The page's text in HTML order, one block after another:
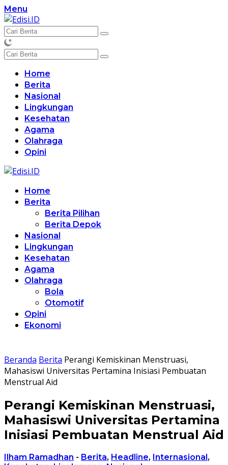
Langsung
ke
konten
Menu
Home
Berita
Nasional
Lingkungan
Kesehatan
Agama
Olahraga
Opini
Home
Berita
Berita Pilihan
Berita Depok
Nasional
Lingkungan
Kesehatan
Agama
Olahraga
Bola
Otomotif
Opini
Ekonomi
Beranda Berita Perangi Kemiskinan Menstruasi,
Mahasiswi Universitas Pertamina Inisiasi Pembuatan
Menstrual Aid
Perangi Kemiskinan Menstruasi,
Mahasiswi Universitas Pertamina
Inisiasi Pembuatan Menstrual Aid
Ilham Ramadhan - Berita, Headline, Internasional,